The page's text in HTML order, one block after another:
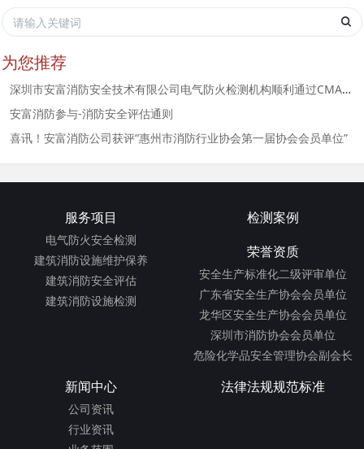
为您推荐
深圳市安富消防安全技术有限公司电气防火检测机构顺利通过CMA资质评审
安富消防参与-消防安全评估通则
喜讯！安富消防公司获评“惠州市消防行业协会第一届协会会员单位”
服务项目
电气防火安全检测
建筑消防设施维护保养
建筑消防安全评估
建筑消防设施检测
检测案例
荣誉资质
安全生产标准化二级评审单位
广东省安全生产协会会员单位
龙华区安全生产协会会员单位
深圳市消防协会会员单位
危险化学品安全管理协会副会长
新闻中心
公司资讯
行业资讯
法律法规规范标准